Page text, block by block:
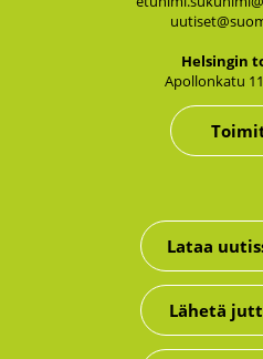
Hel­sin­gin
Apol­lon­ka­tu
Lataa
Lähetä